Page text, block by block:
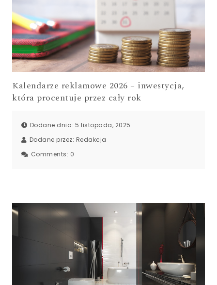
Kalendarze reklamowe 2026 – inwestycja,
która procentuje przez cały rok
Dodane dnia: 5 listopada, 2025
Dodane przez: Redakcja
Comments: 0